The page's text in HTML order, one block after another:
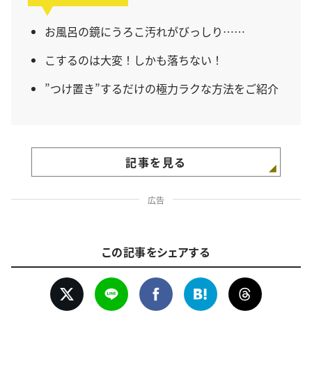
お風呂の鏡にうろこ汚れがびっしり……
こするのは大変！しかも落ちない！
”つけ置き”するだけの極力ラクな方法をご紹介
記事を見る
広告
この記事をシェアする